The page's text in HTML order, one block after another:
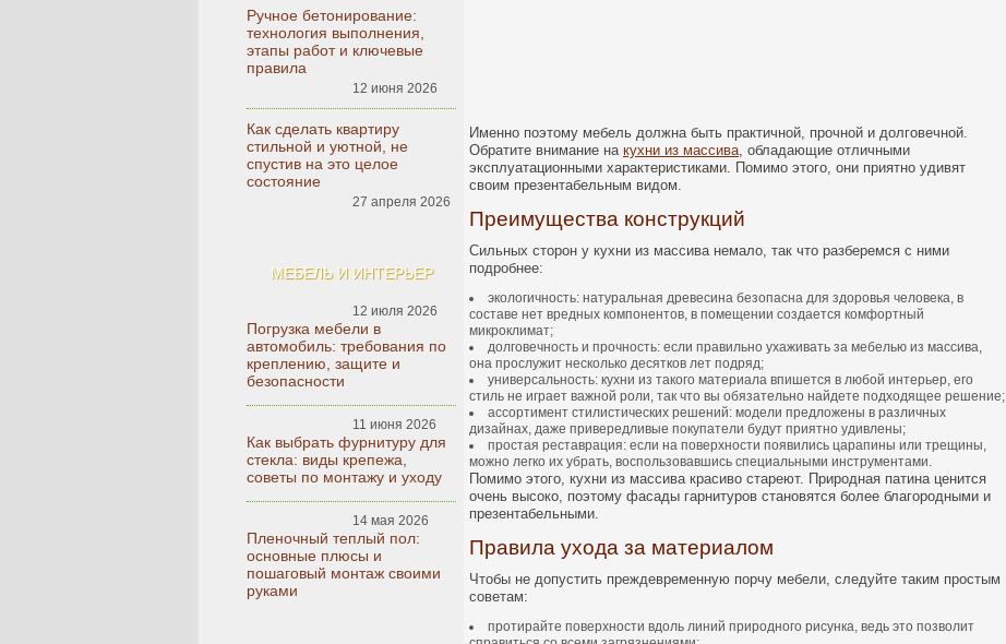
Ручное бетонирование:
технология выполнения,
этапы работ и ключевые
правила
12 июня 2026
Как сделать квартиру
стильной и уютной, не
спустив на это целое
состояние
27 апреля 2026
МЕБЕЛЬ И ИНТЕРЬЕР
12 июля 2026
Погрузка мебели в
автомобиль: требования по
креплению, защите и
безопасности
11 июня 2026
Как выбрать фурнитуру для
стекла: виды крепежа,
советы по монтажу и уходу
14 мая 2026
Пленочный теплый пол:
основные плюсы и
пошаговый монтаж своими
руками
Именно поэтому мебель должна быть практичной, прочной и долговечной.
Обратите внимание на кухни из массива, обладающие отличными
эксплуатационными характеристиками. Помимо этого, они приятно удивят
своим презентабельным видом.
Преимущества конструкций
Сильных сторон у кухни из массива немало, так что разберемся с ними
подробнее:
экологичность: натуральная древесина безопасна для здоровья человека, в
составе нет вредных компонентов, в помещении создается комфортный
микроклимат;
долговечность и прочность: если правильно ухаживать за мебелью из массива,
она прослужит несколько десятков лет подряд;
универсальность: кухни из такого материала впишется в любой интерьер, его
стиль не играет важной роли, так что вы обязательно найдете подходящее решение;
ассортимент стилистических решений: модели предложены в различных
дизайнах, даже привередливые покупатели будут приятно удивлены;
простая реставрация: если на поверхности появились царапины или трещины,
можно легко их убрать, воспользовавшись специальными инструментами.
Помимо этого, кухни из массива красиво стареют. Природная патина ценится
очень высоко, поэтому фасады гарнитуров становятся более благородными и
презентабельными.
Правила ухода за материалом
Чтобы не допустить преждевременную порчу мебели, следуйте таким простым
советам:
протирайте поверхности вдоль линий природного рисунка, ведь это позволит